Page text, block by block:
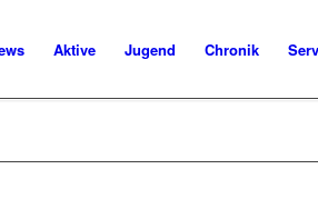
Aktive Jugend Chronik